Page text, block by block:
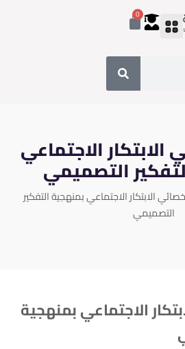
0
الاجتماعي
التصميمي
الابتكار الاجتماعي بمنهجية التفكير
التصميمي
الاجتماعي بمنهجية